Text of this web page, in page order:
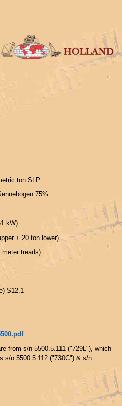
ton SLP
75%
kW)
+ 20 ton lower)
treads)
S12.1
from s/n 5500.5.111 ("729L"), which
s/n 5500.5.112 ("730C") & s/n